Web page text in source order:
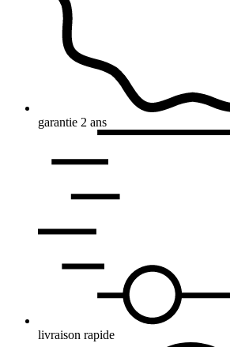
garantie 2 ans
livraison rapide